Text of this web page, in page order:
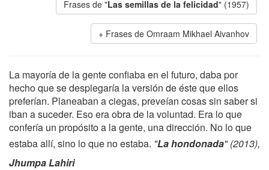
Frases de "Las semillas de la felicidad" (1957)
Frases de Omraam Mikhael Aivanhov
La mayoría de la gente confiaba en el futuro, daba por
hecho que se desplegaría la versión de éste que ellos
preferían. Planeaban a ciegas, preveían cosas sin saber si
iban a suceder. Eso era obra de la voluntad. Era lo que
confería un propósito a la gente, una dirección. No lo que
estaba allí, sino lo que no estaba. "La hondonada" (2013),
Jhumpa Lahiri